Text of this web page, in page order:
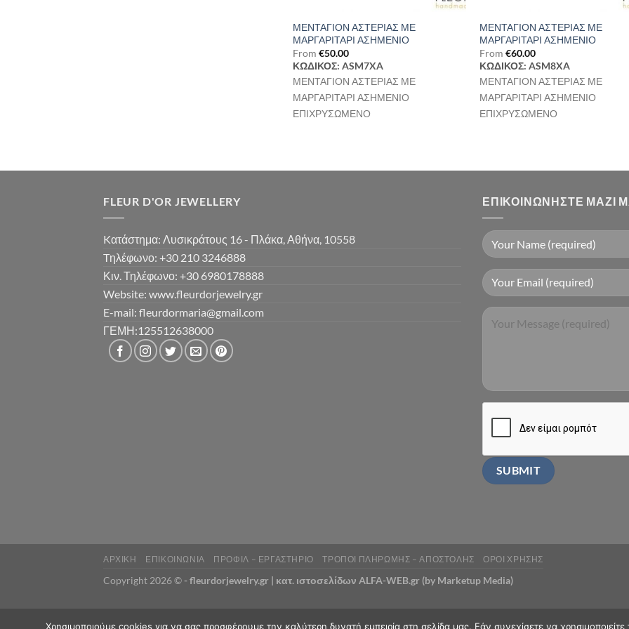
ΜΕΝΤΑΓΙΟΝ ΑΣΤΕΡΙΑΣ ΜΕ
ΜΑΡΓΑΡΙΤΑΡΙ ΑΣΗΜΕΝΙΟ
From €50.00
ΚΩΔΙΚΟΣ: ASM7XA
ΜΕΝΤΑΓΙΟΝ ΑΣΤΕΡΙΑΣ ΜΕ
ΜΑΡΓΑΡΙΤΑΡΙ ΑΣΗΜΕΝΙΟ
ΕΠΙΧΡΥΣΩΜΕΝΟ
ΜΕΝΤΑΓΙΟΝ ΑΣΤΕΡΙΑΣ ΜΕ
ΜΑΡΓΑΡΙΤΑΡΙ ΑΣΗΜΕΝΙΟ
From€60.00
ΚΩΔΙΚΟΣ: ASM8XA
ΜΕΝΤΑΓΙΟΝ ΑΣΤΕΡΙΑΣ ΜΕ
ΜΑΡΓΑΡΙΤΑΡΙ ΑΣΗΜΕΝΙΟ
ΕΠΙΧΡΥΣΩΜΕΝΟ
FLEUR D'OR JEWELLERY
Kατάστημα: Λυσικράτους 16 - Πλάκα, Αθήνα, 10558
Tηλέφωνο: +30 210 3246888
Κιν. Τηλέφωνο: +30 6980178888
Website: www.fleurdorjewelry.gr
E-mail: fleurdormaria@gmail.com
ΓΕΜΗ:125512638000
ΕΠΙΚΟΙΝΩΝΉΣΤΕ ΜΑΖΊ
ΑΡΧΙΚΗ ΕΠΙΚΟΙΝΩΝΙΑ ΠΡΟΦΙΛ – ΕΡΓΑΣΤΗΡΙΟ ΤΡΟΠΟΙ ΠΛΗΡΩΜΗΣ – ΑΠΟΣΤΟΛΗΣ ΟΡΟΙ ΧΡΗΣΗΣ
Copyright 2026 ©- fleurdorjewelry.gr | κατ. ιστοσελίδων ALFA-WEB.gr (by Marketup Media)
Χρησιμοποιούμε cookies για να σας προσφέρουμε την καλύτερη δυνατή εμπειρία στη σελίδα μας. Εάν συνεχίσετε να